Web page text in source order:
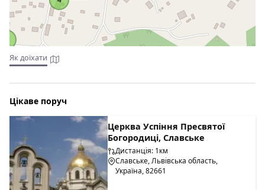
Як доїхати
Цікаве поруч
Церква Успіння Пресвятої
Богородиці, Славське
Дистанція: 1км
Славське, Львівська область,
Україна, 82661